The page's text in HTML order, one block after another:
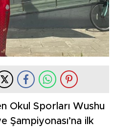
Okul Sporları Wushu
Şampiyonası’na ilk